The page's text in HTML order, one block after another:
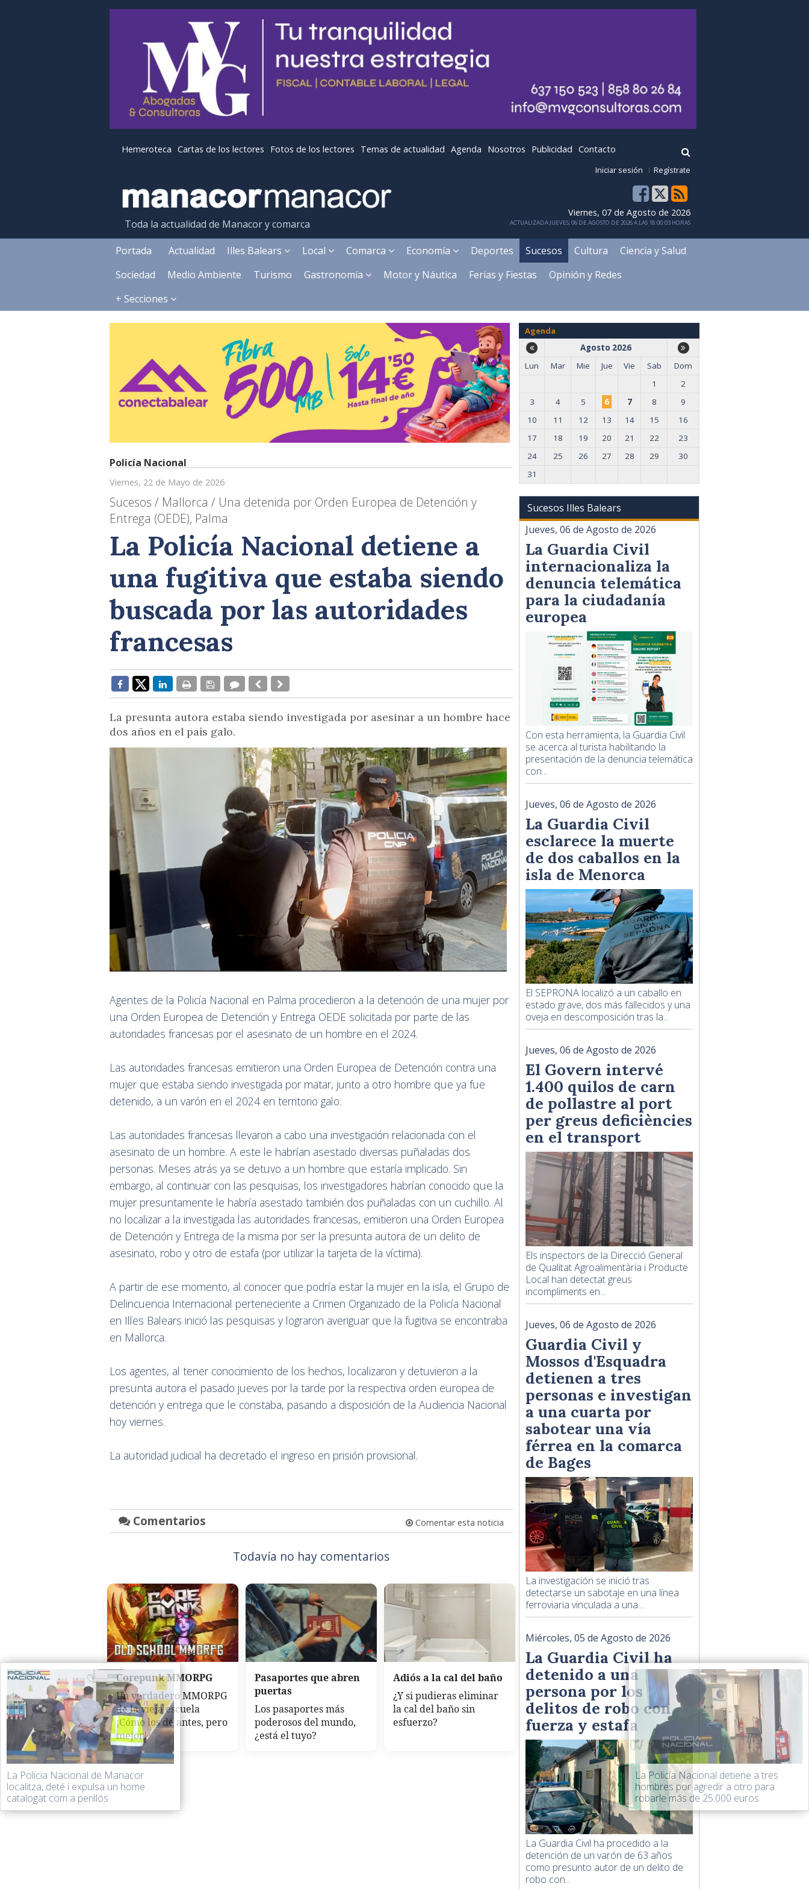
Hemeroteca Cartas de los lectores Fotos de los lectores Temas de actualidad Agenda Nosotros Publicidad Contacto
Iniciar sesión Regístrate
Toda la actualidad de Manacor y comarca
Viernes, 07 de Agosto de 2026
ACTUALIZADA JUEVES, 06 DE AGOSTO DE 2026 A LAS 18:00:03 HORAS
Portada Actualidad Illes Balears Local Comarca Economía Deportes Sucesos Cultura
Ciencia y Salud
Sociedad
Medio Ambiente Turismo Gastronomía Motor y Náutica Ferias y Fiestas
Opinión y Redes
+ Secciones
Policía Nacional
Viernes, 22 de Mayo de 2026
Sucesos / Mallorca / Una detenida por Orden Europea de Detención y
Entrega (OEDE), Palma
La Policía Nacional detiene a
una fugitiva que estaba siendo
buscada por las autoridades
francesas
La presunta autora estaba siendo investigada por asesinar a un hombre hace
dos años en el país galo.
Agentes de la Policía Nacional en Palma procedieron a la detención de una mujer por
una Orden Europea de Detención y Entrega OEDE solicitada por parte de las
autoridades francesas por el asesinato de un hombre en el 2024.
Las autoridades francesas emitieron una Orden Europea de Detención contra una
mujer que estaba siendo investigada por matar, junto a otro hombre que ya fue
detenido, a un varón en el 2024 en territorio galo.
Las autoridades francesas llevaron a cabo una investigación relacionada con el
asesinato de un hombre. A este le habrían asestado diversas puñaladas dos
personas. Meses atrás ya se detuvo a un hombre que estaría implicado. Sin
embargo, al continuar con las pesquisas, los investigadores habrían conocido que la
mujer presuntamente le habría asestado también dos puñaladas con un cuchillo. Al
no localizar a la investigada las autoridades francesas, emitieron una Orden Europea
de Detención y Entrega de la misma por ser la presunta autora de un delito de
asesinato, robo y otro de estafa (por utilizar la tarjeta de la víctima).
A partir de ese momento, al conocer que podría estar la mujer en la isla, el Grupo de
Delincuencia Internacional perteneciente a Crimen Organizado de la Policía Nacional
en Illes Balears inició las pesquisas y lograron averiguar que la fugitiva se encontraba
en Mallorca.
Los agentes, al tener conocimiento de los hechos, localizaron y detuvieron a la
presunta autora el pasado jueves por la tarde por la respectiva orden europea de
detención y entrega que le constaba, pasando a disposición de la Audiencia Nacional
hoy viernes.
La autoridad judicial ha decretado el ingreso en prisión provisional.
Comentarios Comentar esta noticia
Todavía no hay comentarios
Corepunk MMORPG
Un verdadero MMORPG
de la vieja escuela
¡Cómo los de antes, pero
mejor!
Pasaportes que abren
puertas
Los pasaportes más
poderosos del mundo,
¿está el tuyo?
Adiós a la cal del baño
¿Y si pudieras eliminar
la cal del baño sin
esfuerzo?
Agenda
Agosto 2026
Lun
Mar Mie Jue Vie Sab
Dom
1
2
3
4 5 6 7 8
9
10
11 12 13 14 15
16
17
18 19 20 21 22
23
24
25 26 27 28 29
30
31
Sucesos Illes Balears
Jueves, 06 de Agosto de 2026
La Guardia Civil
internacionaliza la
denuncia telemática
para la ciudadanía
europea
Con esta herramienta, la Guardia Civil
se acerca al turista habilitando la
presentación de la denuncia telemática
con...
Jueves, 06 de Agosto de 2026
La Guardia Civil
esclarece la muerte
de dos caballos en la
isla de Menorca
El SEPRONA localizó a un caballo en
estado grave, dos más fallecidos y una
oveja en descomposición tras la...
Jueves, 06 de Agosto de 2026
El Govern intervé
1.400 quilos de carn
de pollastre al port
per greus deficiències
en el transport
Els inspectors de la Direcció General
de Qualitat Agroalimentària i Producte
Local han detectat greus
incompliments en...
Jueves, 06 de Agosto de 2026
Guardia Civil y
Mossos d'Esquadra
detienen a tres
personas e investigan
a una cuarta por
sabotear una vía
férrea en la comarca
de Bages
La investigación se inició tras
detectarse un sabotaje en una línea
ferroviaria vinculada a una...
Miércoles, 05 de Agosto de 2026
La Guardia Civil ha
detenido a una
persona por los
delitos de robo con
fuerza y estafa
La Guardia Civil ha procedido a la
detención de un varón de 63 años
como presunto autor de un delito de
robo con...
La Policia Nacional de Manacor
localitza, deté i expulsa un home
catalogat com a perillós
La Policía Nacional detiene a tres
hombres por agredir a otro para
robarle más de 25.000 euros